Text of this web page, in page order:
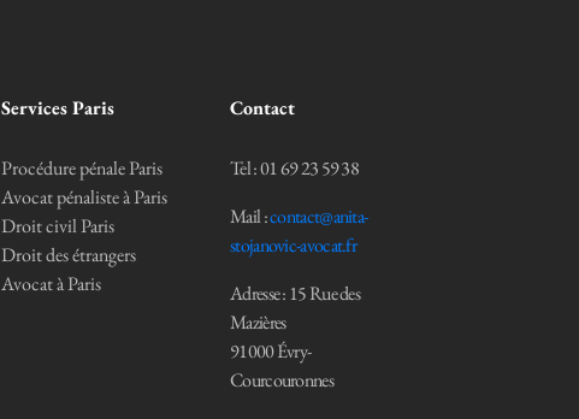
Services Paris
Procédure pénale Paris
Avocat pénaliste à Paris
Droit civil Paris
Droit des étrangers
Avocat à Paris
Contact
Tel : 01 69 23 59 38
Mail :contact@anita-
stojanovic-avocat.fr
Adresse : 15 Rue des
Mazières
91000 Évry-
Courcouronnes